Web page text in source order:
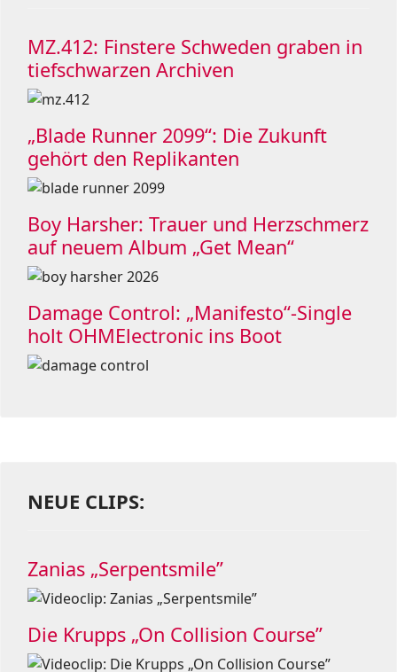
MZ.412: Finstere Schweden graben in
tiefschwarzen Archiven
„Blade Runner 2099“: Die Zukunft
gehört den Replikanten
Boy Harsher: Trauer und Herzschmerz
auf neuem Album „Get Mean“
Damage Control: „Manifesto“-Single
holt OHMElectronic ins Boot
NEUE CLIPS:
Zanias „Serpentsmile”
Die Krupps „On Collision Course”